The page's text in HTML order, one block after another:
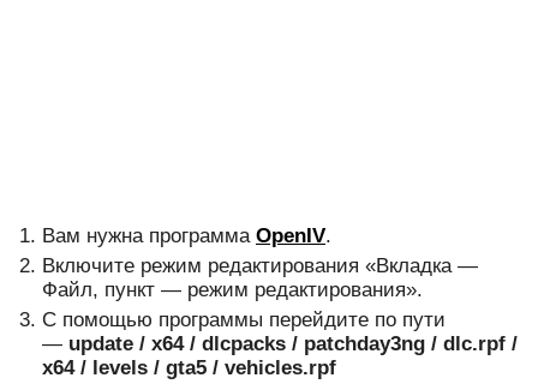
Вам нужна программа OpenIV.
Включите режим редактирования «Вкладка —
Файл, пункт — режим редактирования».
С помощью программы перейдите по пути
— update / x64 / dlcpacks / patchday3ng / dlc.rpf /
x64 / levels / gta5 / vehicles.rpf